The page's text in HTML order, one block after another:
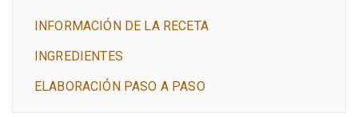
INFORMACIÓN DE LA RECETA
INGREDIENTES
ELABORACIÓN PASO A PASO